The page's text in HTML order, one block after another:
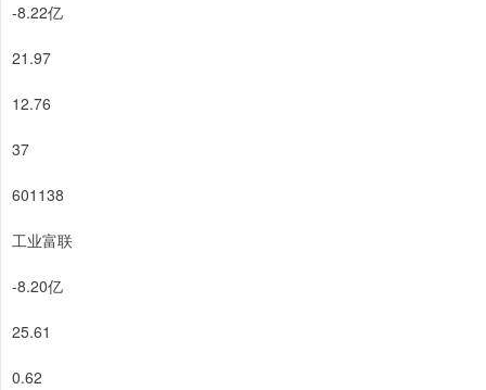
-8.22亿
21.97
12.76
37
601138
工业富联
-8.20亿
25.61
0.62